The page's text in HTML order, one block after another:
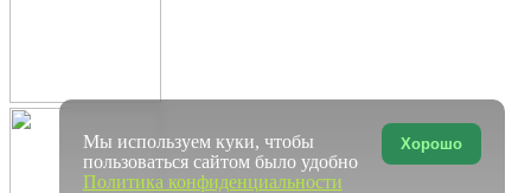
Хорошо
Мы используем куки, чтобы
пользоваться сайтом было удобно
Политика конфиденциальности